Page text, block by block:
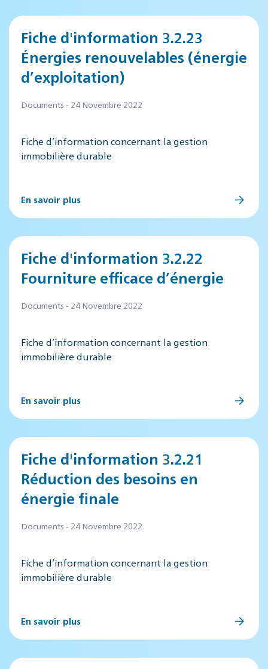
Fiche d'information 3.2.23
Énergies renouvelables (énergie
d’exploitation)
Documents - 24 Novembre 2022
Fiche d’information concernant la gestion
immobilière durable
En savoir plus
Fiche d'information 3.2.22
Fourniture efficace d’énergie
Documents - 24 Novembre 2022
Fiche d’information concernant la gestion
immobilière durable
En savoir plus
Fiche d'information 3.2.21
Réduction des besoins en
énergie finale
Documents - 24 Novembre 2022
Fiche d’information concernant la gestion
immobilière durable
En savoir plus